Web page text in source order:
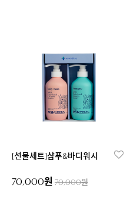
[선물세트]샴푸&바디워시
70,000원 70,000원